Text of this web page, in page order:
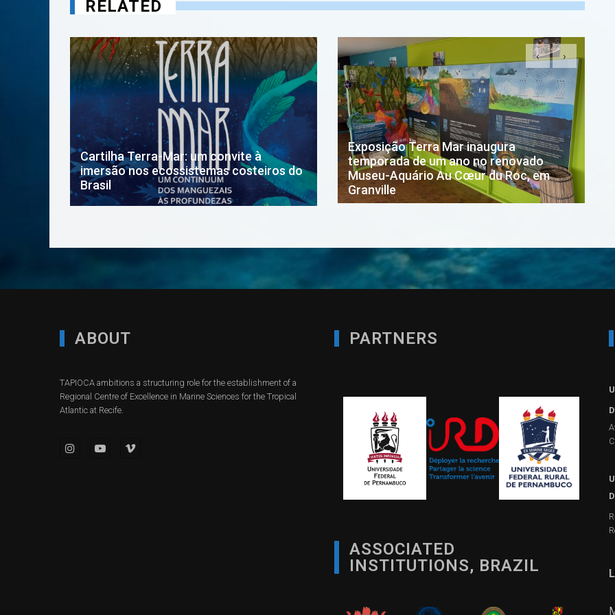
RELATED
Cartilha Terra-Mar: um convite à
imersão nos ecossistemas costeiros do
Brasil
Exposição Terra Mar inaugura
temporada de um ano no renovado
Museu-Aquário Au Cœur du Roc, em
Granville
‹ ›
ABOUT
TAPIOCA ambitions a structuring role for the establishment of a
Regional Centre of Excellence in Marine Sciences for the Tropical
Atlantic at Recife.
PARTNERS
ASSOCIATED
INSTITUTIONS, BRAZIL